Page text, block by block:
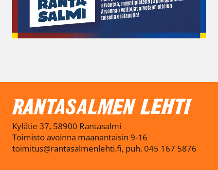
Kylätie 37, 58900 Rantasalmi
Toimisto avoinna maanantaisin 9-16
toimitus@rantasalmenlehti.fi, puh. 045 167 5876